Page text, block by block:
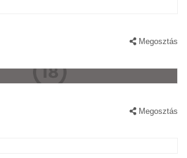
Megosztás
Megosztás